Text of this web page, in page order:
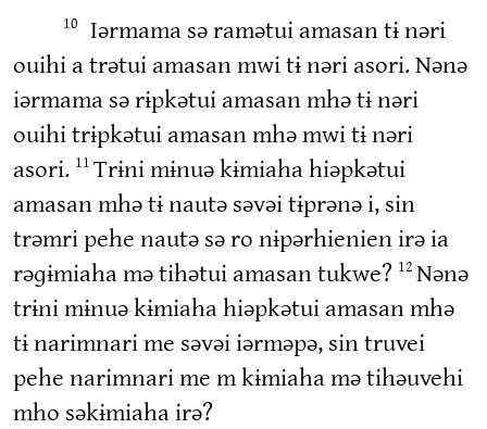
10
Iərmama sə ramətui amasan tɨ nəri
ouihi a trətui amasan mwi tɨ nəri asori. Nənə
iərmama sə rɨpkətui amasan mhə tɨ nəri
ouihi trɨpkətui amasan mhə mwi tɨ nəri
asori. 11 Trɨni mɨnuə kɨmiaha hiəpkətui
amasan mhə tɨ nautə səvəi tɨprənə i, sin
trəmri pehe nautə sə ro nɨpərhienien irə ia
rəɡɨmiaha mə tihətui amasan tukwe? 12 Nənə
trɨni mɨnuə kɨmiaha hiəpkətui amasan mhə
tɨ narimnari me səvəi iərməpə, sin truvei
pehe narimnari me m kɨmiaha mə tihəuvehi
mho səkɨmiaha irə?